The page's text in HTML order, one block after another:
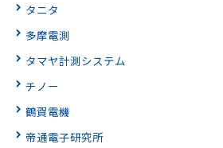
タニタ
多摩電測
タマヤ計測システム
チノー
鶴賀電機
帝通電子研究所